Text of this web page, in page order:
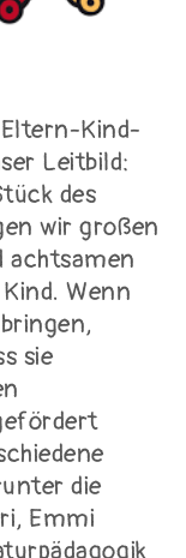
Kind-
Leitbild:
des
wir großen
achtsamen
Wenn
sie
die
Emmi